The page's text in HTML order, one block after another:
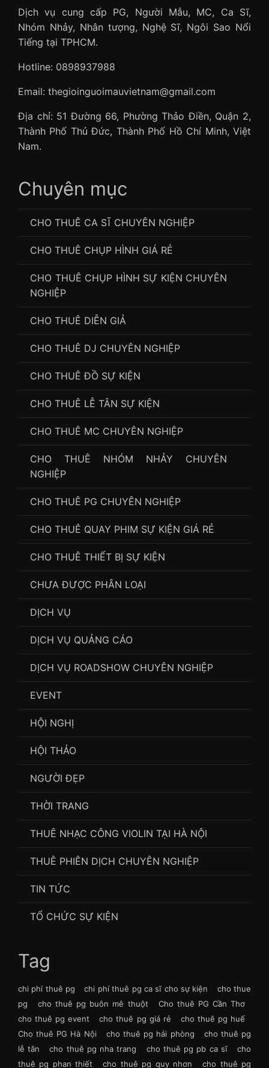
Dịch vụ cung cấp PG, Người Mẫu, MC, Ca Sĩ,
Nhóm Nhảy, Nhân tượng, Nghệ Sĩ, Ngôi Sao Nổi
Tiếng tại TPHCM.
Hotline: 0898937988
Email: thegioinguoimauvietnam@gmail.com
Địa chỉ: 51 Đường 66, Phường Thảo Điền, Quận 2,
Thành Phố Thủ Đức, Thành Phố Hồ Chí Minh, Việt
Nam.
Chuyên mục
CHO THUÊ CA SĨ CHUYÊN NGHIỆP
CHO THUÊ CHỤP HÌNH GIÁ RẺ
CHO THUÊ CHỤP HÌNH SỰ KIỆN CHUYÊN
NGHIỆP
CHO THUÊ DIỄN GIẢ
CHO THUÊ DJ CHUYÊN NGHIỆP
CHO THUÊ ĐỒ SỰ KIỆN
CHO THUÊ LỄ TÂN SỰ KIỆN
CHO THUÊ MC CHUYÊN NGHIỆP
CHO THUÊ NHÓM NHẢY CHUYÊN
NGHIỆP
CHO THUÊ PG CHUYÊN NGHIỆP
CHO THUÊ QUAY PHIM SỰ KIỆN GIÁ RẺ
CHO THUÊ THIẾT BỊ SỰ KIỆN
CHƯA ĐƯỢC PHÂN LOẠI
DỊCH VỤ
DỊCH VỤ QUẢNG CÁO
DỊCH VỤ ROADSHOW CHUYÊN NGHIỆP
EVENT
HỘI NGHỊ
HỘI THẢO
NGƯỜI ĐẸP
THỜI TRANG
THUÊ NHẠC CÔNG VIOLIN TẠI HÀ NỘI
THUÊ PHIÊN DỊCH CHUYÊN NGHIỆP
TIN TỨC
TỔ CHỨC SỰ KIỆN
Tag
chi phí thuê pg chi phí thuê pg ca sĩ cho sự kiện
cho thue
pg
cho thuê pg buôn mê thuột
Cho thuê PG Cần Thơ
cho thuê pg event
cho thuê pg giá rẻ
cho thuê pg huế
Cho thuê PG Hà Nội
cho thuê pg hải phòng
cho thuê pg
lễ tân
cho thuê pg nha trang cho thuê pg pb ca sĩ
cho
thuê pg phan thiết
cho thuê pg quy nhơn cho thuê pg